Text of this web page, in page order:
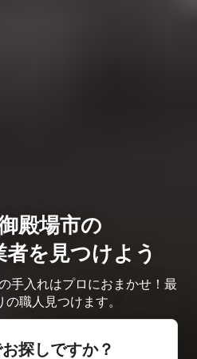
殿場市の
を見つけよう
手入れはプロにおまかせ！最
職人見つけます。
探しですか？